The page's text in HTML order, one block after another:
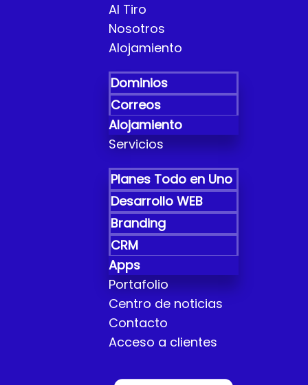
Al Tiro
Nosotros
Alojamiento
Dominios
Correos
Alojamiento
Servicios
Planes Todo en Uno
Desarrollo WEB
Branding
CRM
Apps
Portafolio
Centro de noticias
Contacto
Acceso a clientes